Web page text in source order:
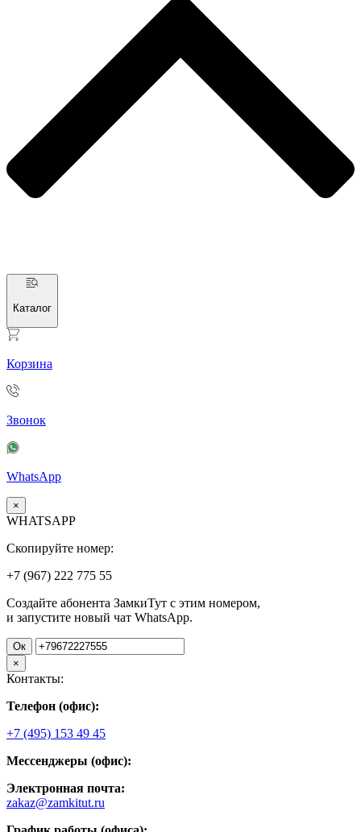
Каталог
Корзина
Звонок
WhatsApp
×
WHATSAPP
Скопируйте номер:
+7 (967) 222 775 55
Создайте абонента ЗамкиТут с этим номером,
и запустите новый чат WhatsApp.
Ок
×
Контакты:
Телефон (офис):
+7 (495) 153 49 45
Мессенджеры (офис):
Электронная почта:
zakaz@zamkitut.ru